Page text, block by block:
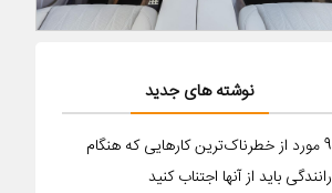
نوشته های جدید
9 مورد از خطرناک‌ترین کارهایی که هنگام
رانندگی باید از آنها اجتناب کنید